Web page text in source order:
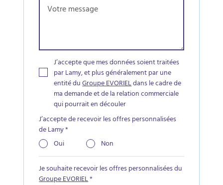
J’accepte que mes données soient traitées
par Lamy, et plus généralement par une
entité duGroupe EVORIELdans le cadre de
ma demande et de la relation commerciale
qui pourrait en découler
J’accepte de recevoir les offres personnalisées
de Lamy*
Oui
Non
Je souhaite recevoir les offres personnalisées du
Groupe EVORIEL*